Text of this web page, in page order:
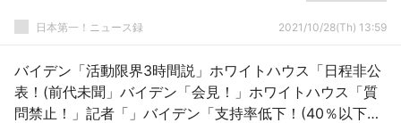
日本第一！ニュース録 2021/10/28(Th) 13:59
バイデン「活動限界3時間説」ホワイトハウス「日程非公
表！(前代未聞」バイデン「会見！」ホワイトハウス「質
問禁止！」記者「」バイデン「支持率低下！(40％以下で